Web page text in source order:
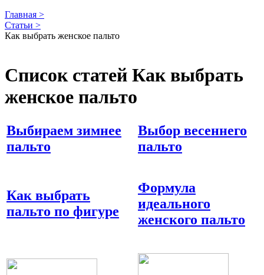
Главная >
Статьи >
Как выбрать женское пальто
Список статей Как выбрать
женское пальто
Выбираем зимнее
пальто
Выбор весеннего
пальто
Как выбрать
пальто по фигуре
Формула
идеального
женского пальто